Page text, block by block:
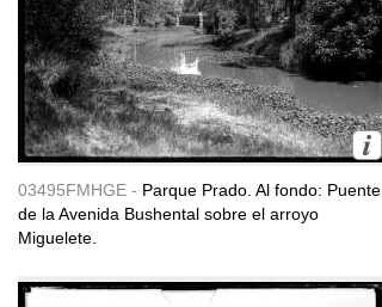
03495FMHGE - Parque Prado. Al fondo: Puente
de la Avenida Bushental sobre el arroyo
Miguelete.